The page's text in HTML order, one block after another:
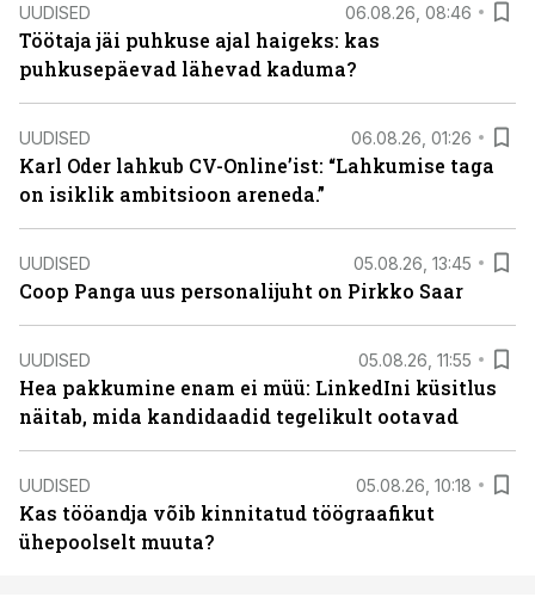
UUDISED 06.08.26, 08:46
Töötaja jäi puhkuse ajal haigeks: kas
puhkusepäevad lähevad kaduma?
UUDISED 06.08.26, 01:26
Karl Oder lahkub CV-Online’ist: “Lahkumise taga
on isiklik ambitsioon areneda.”
UUDISED 05.08.26, 13:45
Coop Panga uus personalijuht on Pirkko Saar
UUDISED 05.08.26, 11:55
Hea pakkumine enam ei müü: LinkedIni küsitlus
näitab, mida kandidaadid tegelikult ootavad
UUDISED 05.08.26, 10:18
Kas tööandja võib kinnitatud töögraafikut
ühepoolselt muuta?